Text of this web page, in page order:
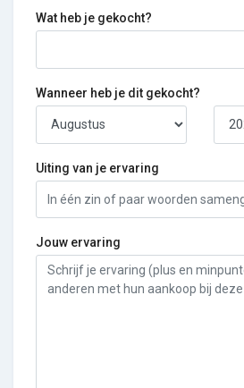
Wat heb je gekocht?
Wanneer heb je dit gekocht?
Uiting van je ervaring
Jouw ervaring